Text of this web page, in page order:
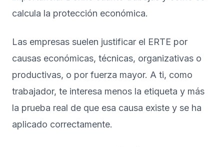
calcula la protección económica.
Las empresas suelen justificar el ERTE por
causas económicas, técnicas, organizativas o
productivas, o por fuerza mayor. A ti, como
trabajador, te interesa menos la etiqueta y más
la prueba real de que esa causa existe y se ha
aplicado correctamente.